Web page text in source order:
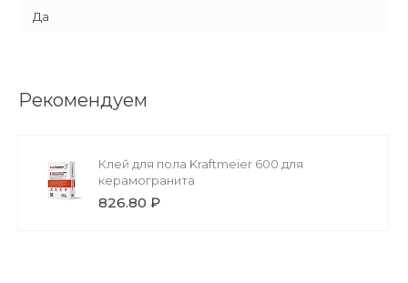
Да
Рекомендуем
Клей для пола Kraftmeier 600 для
керамогранита
826.80 ₽